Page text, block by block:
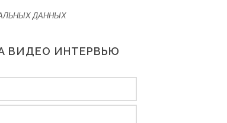
ДАННЫХ
ВИДЕО ИНТЕРВЬЮ